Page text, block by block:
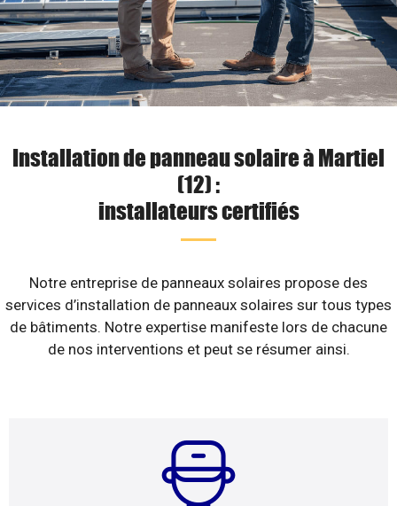
Installation de panneau solaire à Martiel
(12) :
installateurs certifiés
Notre entreprise de panneaux solaires propose des
services d’installation de panneaux solaires sur tous types
de bâtiments. Notre expertise manifeste lors de chacune
de nos interventions et peut se résumer ainsi.